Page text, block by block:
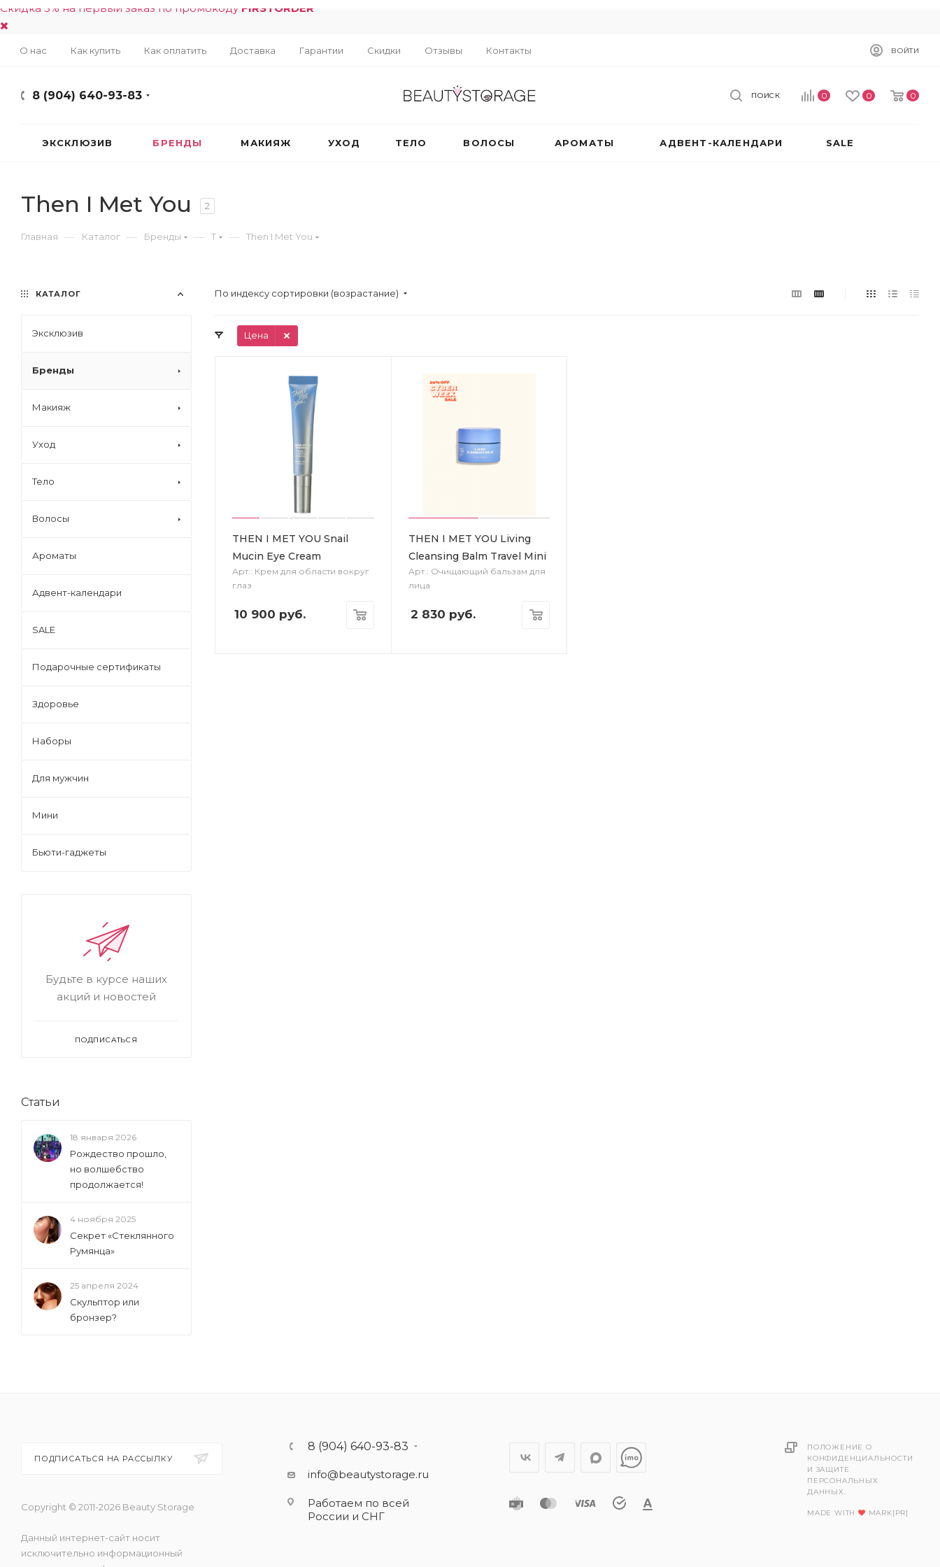
Скидка 5% на первый заказ по промокоду FIRSTORDER
О нас Как купить Как оплатить Доставка Гарантии Скидки Отзывы Контакты ВОЙТИ
8 (904) 640-93-83 0 0 0
ПОИСК
ЭКСКЛЮЗИВ БРЕНДЫ МАКИЯЖ УХОД ТЕЛО ВОЛОСЫ АРОМАТЫ АДВЕНТ-КАЛЕНДАРИ SALE
Then I Met You 2
Главная — Каталог — Бренды — T — Then I Met You
По индексу сортировки (возрастание)
Цена
THEN I MET YOU Snail
Mucin Eye Cream
Арт.: Крем для области вокруг
глаз
10 900 руб.
THEN I MET YOU Living
Cleansing Balm Travel Mini
Арт.: Очищающий бальзам для
лица
2 830 руб.
КАТАЛОГ
Эксклюзив
Бренды
Макияж
Уход
Тело
Волосы
Ароматы
Адвент-календари
SALE
Подарочные сертификаты
Здоровье
Наборы
Для мужчин
Мини
Бьюти-гаджеты
Будьте в курсе наших
акций и новостей
ПОДПИСАТЬСЯ
Статьи
18 января 2026
Рождество прошло,
но волшебство
продолжается!
4 ноября 2025
Секрет «Стеклянного
Румянца»
25 апреля 2024
Скульптор или
бронзер?
ПОДПИСАТЬСЯ НА РАССЫЛКУ
Copyright © 2011-2026 Beauty Storage
Данный интернет-сайт носит
исключительно информационный
8 (904) 640-93-83
info@beautystorage.ru
Работаем по всей
России и СНГ
ПОЛОЖЕНИЕ О
КОНФИДЕНЦИАЛЬНОСТИ
И ЗАЩИТЕ
ПЕРСОНАЛЬНЫХ
ДАННЫХ.
MADE WITH MARK[PR]